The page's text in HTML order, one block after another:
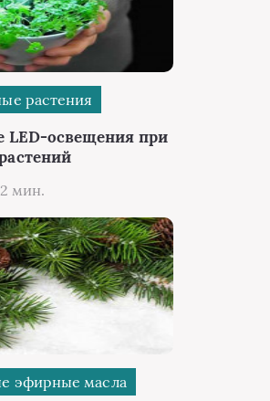
растения
LED-освещения при
2 мин.
эфирные масла